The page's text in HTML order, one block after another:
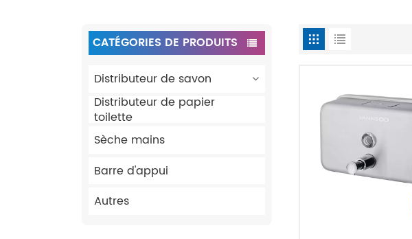
CATÉGORIES DE PRODUITS
Distributeur de savon
Distributeur de papier
toilette
Sèche mains
Barre d'appui
Autres